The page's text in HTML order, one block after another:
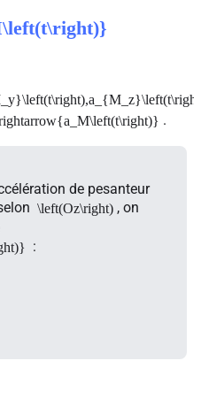
.
de pesanteur
\left(Oz\right) , on
: